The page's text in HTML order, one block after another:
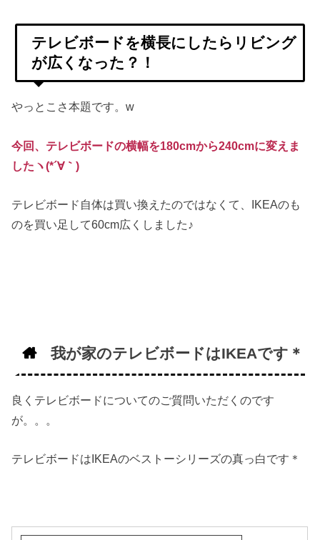
テレビボードを横長にしたらリビング
が広くなった？！
やっとこさ本題です。w
今回、テレビボードの横幅を180cmから240cmに変えま
したヽ(*´∀｀)
テレビボード自体は買い換えたのではなくて、IKEAのも
のを買い足して60cm広くしました♪
我が家のテレビボードはIKEAです＊
良くテレビボードについてのご質問いただくのです
が。。。
テレビボードはIKEAのベストーシリーズの真っ白です＊